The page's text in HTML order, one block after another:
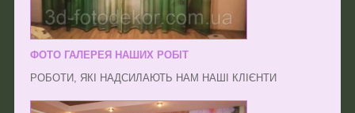
ФОТО ГАЛЕРЕЯ НАШИХ РОБІТ
РОБОТИ, ЯКІ НАДСИЛАЮТЬ НАМ НАШІ КЛІЄНТИ